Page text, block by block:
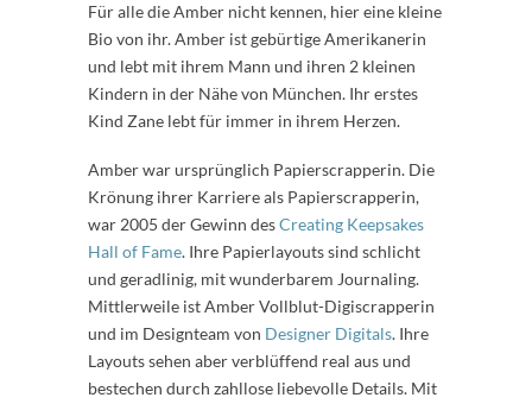
Für alle die Amber nicht kennen, hier eine kleine
Bio von ihr. Amber ist gebürtige Amerikanerin
und lebt mit ihrem Mann und ihren 2 kleinen
Kindern in der Nähe von München. Ihr erstes
Kind Zane lebt für immer in ihrem Herzen.
Amber war ursprünglich Papierscrapperin. Die
Krönung ihrer Karriere als Papierscrapperin,
war 2005 der Gewinn desCreating Keepsakes
Hall of Fame. Ihre Papierlayouts sind schlicht
und geradlinig, mit wunderbarem Journaling.
Mittlerweile ist Amber Vollblut-Digiscrapperin
und im Designteam von Designer Digitals. Ihre
Layouts sehen aber verblüffend real aus und
bestechen durch zahllose liebevolle Details. Mit